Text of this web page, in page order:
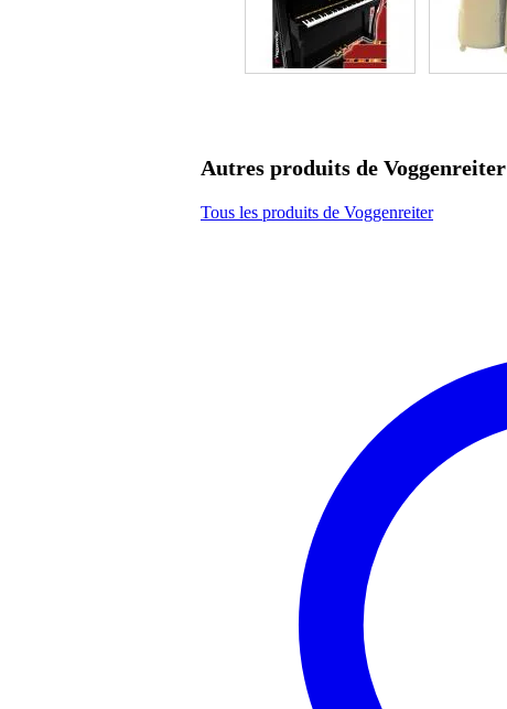
Autres produits de Voggenreiter
Tous les produits de Voggenreiter